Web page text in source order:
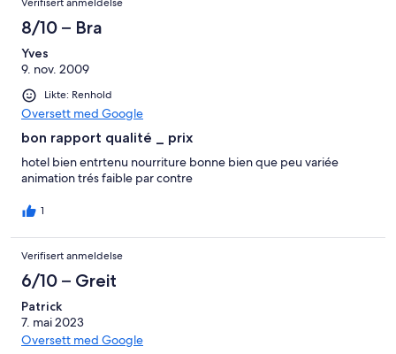
Verifisert anmeldelse
8/10 – Bra
Yves
9. nov. 2009
Likte: Renhold
Oversett med Google
bon rapport qualité _ prix
hotel bien entrtenu nourriture bonne bien que peu variée
animation trés faible par contre
1
Verifisert anmeldelse
6/10 – Greit
Patrick
7. mai 2023
Oversett med Google